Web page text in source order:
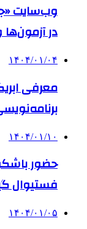
وب‌سایت
در
۱۴۰۴/۰۱/۰۴
معرفی
۱۴۰۴/۰۱/۱۰
حضور
فستیوال
۱۴۰۴/۰۱/۰۵